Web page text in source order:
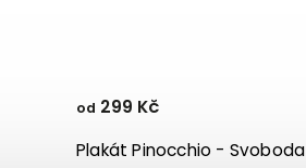
Plakát Pinocchio - Svoboda
od 299 Kč